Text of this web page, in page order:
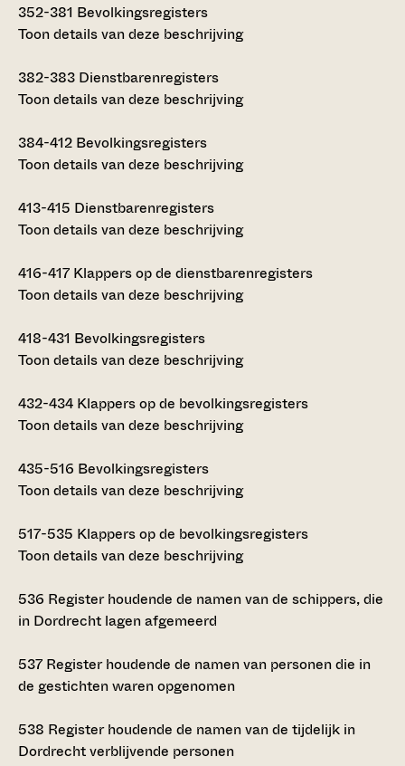
352-381 Bevolkingsregisters
Toon details van deze beschrijving
382-383 Dienstbarenregisters
Toon details van deze beschrijving
384-412 Bevolkingsregisters
Toon details van deze beschrijving
413-415 Dienstbarenregisters
Toon details van deze beschrijving
416-417 Klappers op de dienstbarenregisters
Toon details van deze beschrijving
418-431 Bevolkingsregisters
Toon details van deze beschrijving
432-434 Klappers op de bevolkingsregisters
Toon details van deze beschrijving
435-516 Bevolkingsregisters
Toon details van deze beschrijving
517-535 Klappers op de bevolkingsregisters
Toon details van deze beschrijving
536 Register houdende de namen van de schippers, die
in Dordrecht lagen afgemeerd
537 Register houdende de namen van personen die in
de gestichten waren opgenomen
538 Register houdende de namen van de tijdelijk in
Dordrecht verblijvende personen